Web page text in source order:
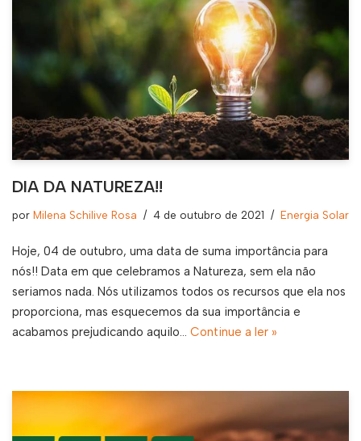
DIA DA NATUREZA!!
por Milena Schilive Rosa 4 de outubro de 2021 Energia Solar
Hoje, 04 de outubro, uma data de suma importância para
nós!! Data em que celebramos a Natureza, sem ela não
seriamos nada. Nós utilizamos todos os recursos que ela nos
proporciona, mas esquecemos da sua importância e
acabamos prejudicando aquilo… Continue a ler »